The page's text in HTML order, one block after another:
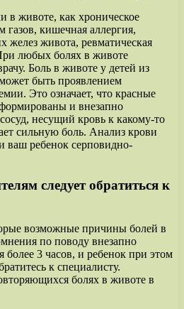
в животе, как хроническое
газов, кишечная аллергия,
желез живота, ревматическая
любых болях в животе
Боль в животе у детей из
быть проявлением
Это означает, что красные
и внезапно
несущий кровь к какому-то
сильную боль. Анализ крови
ваш ребенок серповидно-
следует обратиться к
возможные причины болей в
по поводу внезапно
3 часов, и ребенок при этом
к специалисту.
болях в животе в